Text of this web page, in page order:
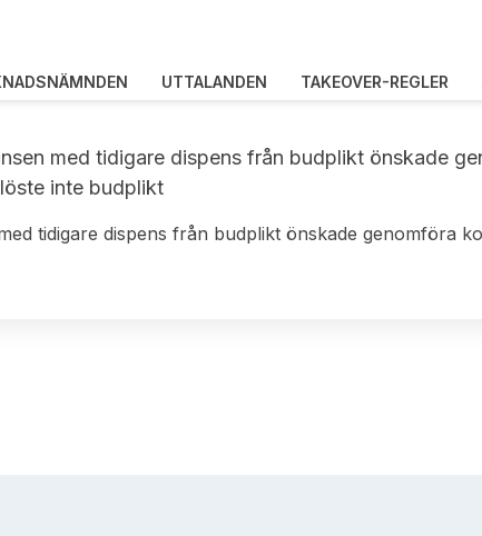
UTTALANDEN TAKEOVER-REGLER
med tidigare dispens från budplikt önskade
inte budplikt
tidigare dispens från budplikt önskade genomföra